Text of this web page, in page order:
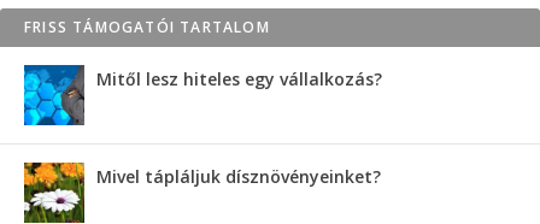
FRISS TÁMOGATÓI TARTALOM
Mitől lesz hiteles egy vállalkozás?
Mivel tápláljuk dísznövényeinket?